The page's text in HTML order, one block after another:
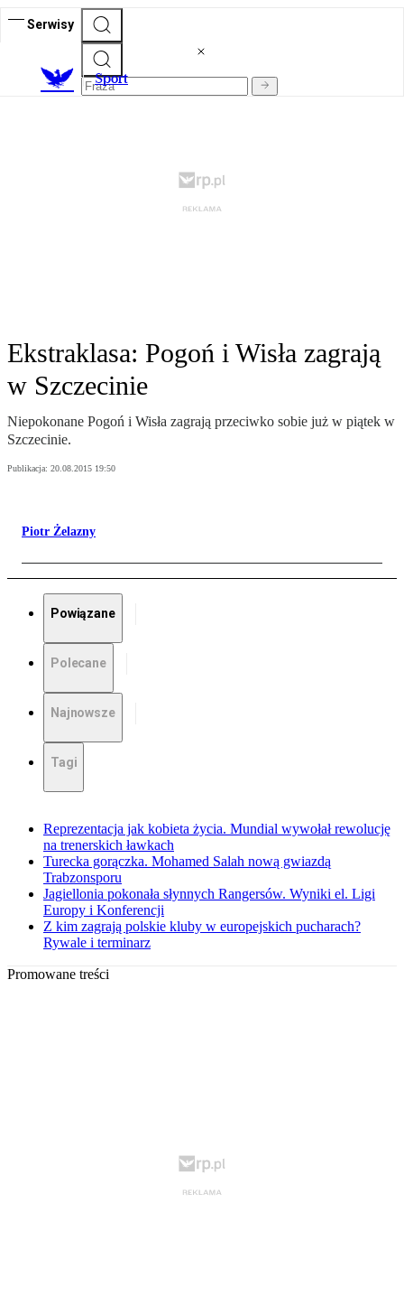
Serwisy
Sport
Ekstraklasa: Pogoń i Wisła zagrają
w Szczecinie
Niepokonane Pogoń i Wisła zagrają przeciwko sobie już w piątek w
Szczecinie.
Publikacja: 20.08.2015 19:50
Piotr Żelazny
Powiązane
Polecane
Najnowsze
Tagi
Reprezentacja jak kobieta życia. Mundial wywołał rewolucję
na trenerskich ławkach
Turecka gorączka. Mohamed Salah nową gwiazdą
Trabzonsporu
Jagiellonia pokonała słynnych Rangersów. Wyniki el. Ligi
Europy i Konferencji
Z kim zagrają polskie kluby w europejskich pucharach?
Rywale i terminarz
Promowane treści